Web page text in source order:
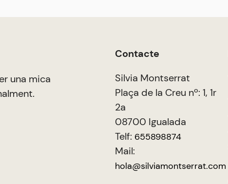
una mica
Contacte
Silvia Montserrat
Plaça de la Creu nº: 1, 1r
2a
08700 Igualada
Telf: 655898874
Mail:
hola@silviamontserrat.com